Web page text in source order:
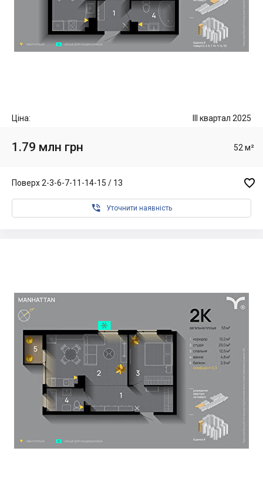
Ціна: III квартал 2025
1.79 млн грн 52 м²
Поверх 2-3-6-7-11-14-15 / 13 
 Уточнити наявність